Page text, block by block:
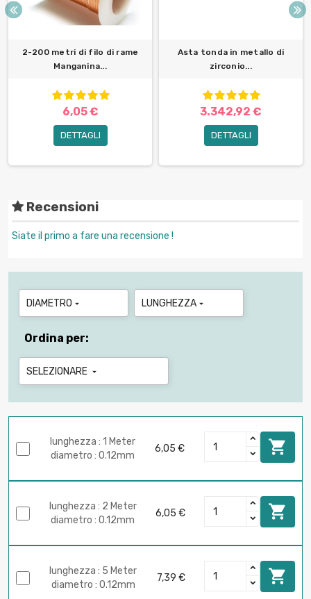
2-200 metri di filo di rame
Manganina...
6,05 €
DETTAGLI
Asta tonda in metallo di
zirconio...
3.342,92 €
DETTAGLI
Recensioni
Siate il primo a fare una recensione !
DIAMETRO  LUNGHEZZA 
Ordina per:
SELEZIONARE 
lunghezza : 1 Meter
diametro : 0.12mm
6,05 € 
lunghezza : 2 Meter
diametro : 0.12mm
6,05 € 
lunghezza : 5 Meter
diametro : 0.12mm
7,39 € 